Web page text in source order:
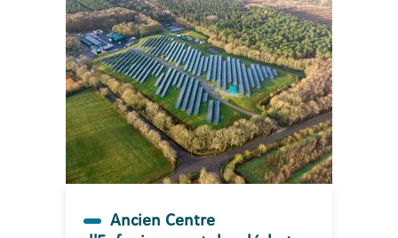
Ancien Centre